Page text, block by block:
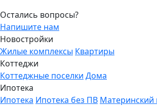
Остались вопросы?
Напишите нам
Новостройки
Жилые комплексы Квартиры
Коттеджи
Коттеджные поселки Дома
Ипотека
Ипотека Ипотека без ПВ Материнский